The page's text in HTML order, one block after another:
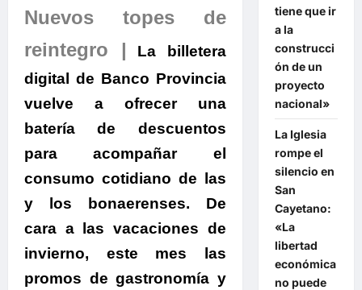
Nuevos topes de
reintegro | La billetera
digital de Banco Provincia
vuelve a ofrecer una
batería de descuentos
para acompañar el
consumo cotidiano de las
y los bonaerenses. De
cara a las vacaciones de
invierno, este mes las
promos de gastronomía y
tiene que ir
a la
construcci
ón de un
proyecto
nacional»
La Iglesia
rompe el
silencio en
San
Cayetano:
«La
libertad
económica
no puede